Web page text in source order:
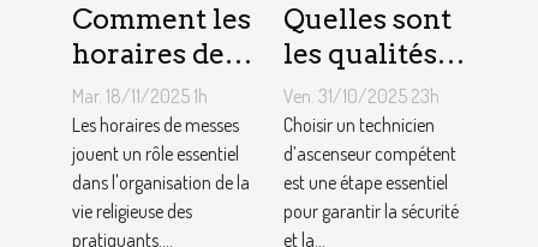
Comment les
horaires de
messes
facilitent la
vie des
pratiquants ?
Mar. 18/11/2025 1h
Les horaires de messes
jouent un rôle essentiel
dans l'organisation de la
vie religieuse des
pratiquants....
Quelles sont
les qualités à
rechercher
chez un
technicien
d’ascenseur ?
Ven. 31/10/2025 23h
Choisir un technicien
d’ascenseur compétent
est une étape essentiel
pour garantir la sécurité
et la...